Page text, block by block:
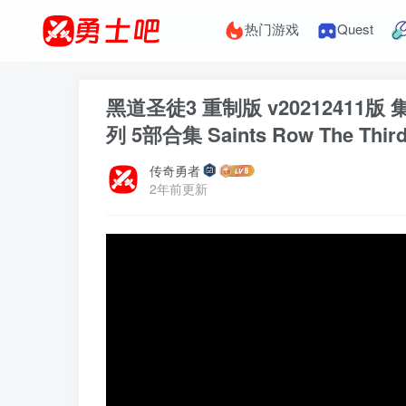
热门游戏 Quest
黑道圣徒3 重制版 v20212411版
列 5部合集 Saints Row The
传奇勇者
2年前更新